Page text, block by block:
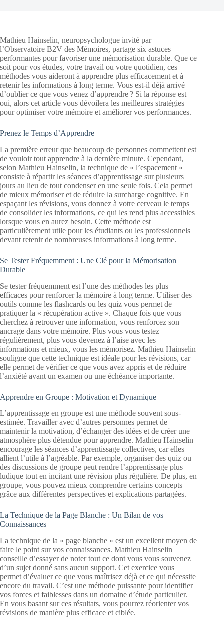
Mathieu Hainselin, neuropsychologue invité par
l’Observatoire B2V des Mémoires, partage six astuces
performantes pour favoriser une mémorisation durable. Que ce
soit pour vos études, votre travail ou votre quotidien, ces
méthodes vous aideront à apprendre plus efficacement et à
retenir les informations à long terme. Vous est-il déjà arrivé
d’oublier ce que vous venez d’apprendre ? Si la réponse est
oui, alors cet article vous dévoilera les meilleures stratégies
pour optimiser votre mémoire et améliorer vos performances.
Prenez le Temps d’Apprendre
La première erreur que beaucoup de personnes commettent est
de vouloir tout apprendre à la dernière minute. Cependant,
selon Mathieu Hainselin, la technique de « l’espacement »
consiste à répartir les séances d’apprentissage sur plusieurs
jours au lieu de tout condenser en une seule fois. Cela permet
de mieux mémoriser et de réduire la surcharge cognitive. En
espaçant les révisions, vous donnez à votre cerveau le temps
de consolider les informations, ce qui les rend plus accessibles
lorsque vous en aurez besoin. Cette méthode est
particulièrement utile pour les étudiants ou les professionnels
devant retenir de nombreuses informations à long terme.
Se Tester Fréquemment : Une Clé pour la Mémorisation
Durable
Se tester fréquemment est l’une des méthodes les plus
efficaces pour renforcer la mémoire à long terme. Utiliser des
outils comme les flashcards ou les quiz vous permet de
pratiquer la « récupération active ». Chaque fois que vous
cherchez à retrouver une information, vous renforcez son
ancrage dans votre mémoire. Plus vous vous testez
régulièrement, plus vous devenez à l’aise avec les
informations et mieux, vous les mémorisez. Mathieu Hainselin
souligne que cette technique est idéale pour les révisions, car
elle permet de vérifier ce que vous avez appris et de réduire
l’anxiété avant un examen ou une échéance importante.
Apprendre en Groupe : Motivation et Dynamique
L’apprentissage en groupe est une méthode souvent sous-
estimée. Travailler avec d’autres personnes permet de
maintenir la motivation, d’échanger des idées et de créer une
atmosphère plus détendue pour apprendre. Mathieu Hainselin
encourage les séances d’apprentissage collectives, car elles
allient l’utile à l’agréable. Par exemple, organiser des quiz ou
des discussions de groupe peut rendre l’apprentissage plus
ludique tout en incitant une révision plus régulière. De plus, en
groupe, vous pouvez mieux comprendre certains concepts
grâce aux différentes perspectives et explications partagées.
La Technique de la Page Blanche : Un Bilan de vos
Connaissances
La technique de la « page blanche » est un excellent moyen de
faire le point sur vos connaissances. Mathieu Hainselin
conseille d’essayer de noter tout ce dont vous vous souvenez
d’un sujet donné sans aucun support. Cet exercice vous
permet d’évaluer ce que vous maîtrisez déjà et ce qui nécessite
encore du travail. C’est une méthode puissante pour identifier
vos forces et faiblesses dans un domaine d’étude particulier.
En vous basant sur ces résultats, vous pourrez réorienter vos
révisions de manière plus efficace et ciblée.